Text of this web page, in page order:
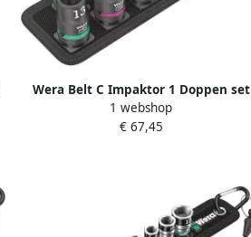
Wera Belt C Impaktor 1 Doppen set
met 1 2" -aandrijving 10-delig
05004580001
1 webshop
€ 67,45